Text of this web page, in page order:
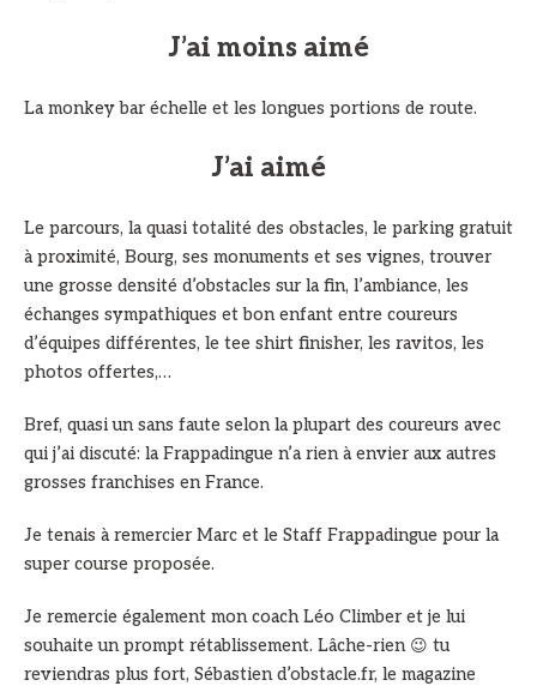
J’ai moins aimé
La monkey bar échelle et les longues portions de route.
J’ai aimé
Le parcours, la quasi totalité des obstacles, le parking gratuit
à proximité, Bourg, ses monuments et ses vignes, trouver
une grosse densité d’obstacles sur la fin, l’ambiance, les
échanges sympathiques et bon enfant entre coureurs
d’équipes différentes, le tee shirt finisher, les ravitos, les
photos offertes,…
Bref, quasi un sans faute selon la plupart des coureurs avec
qui j’ai discuté: la Frappadingue n’a rien à envier aux autres
grosses franchises en France.
Je tenais à remercier Marc et le Staff Frappadingue pour la
super course proposée.
Je remercie également mon coach Léo Climber et je lui
souhaite un prompt rétablissement. Lâche-rien 😉 tu
reviendras plus fort, Sébastien d’obstacle.fr, le magazine